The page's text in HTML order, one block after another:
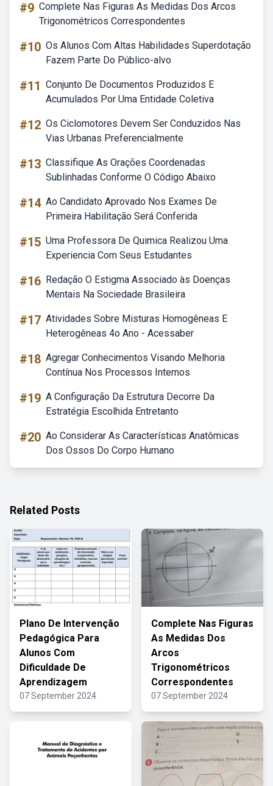
#9 Complete Nas Figuras As Medidas Dos Arcos
Trigonométricos Correspondentes
#10 Os Alunos Com Altas Habilidades Superdotação
Fazem Parte Do Público-alvo
#11 Conjunto De Documentos Produzidos E
Acumulados Por Uma Entidade Coletiva
#12 Os Ciclomotores Devem Ser Conduzidos Nas
Vias Urbanas Preferencialmente
#13 Classifique As Orações Coordenadas
Sublinhadas Conforme O Código Abaixo
#14 Ao Candidato Aprovado Nos Exames De
Primeira Habilitação Será Conferida
#15 Uma Professora De Quimica Realizou Uma
Experiencia Com Seus Estudantes
#16 Redação O Estigma Associado às Doenças
Mentais Na Sociedade Brasileira
#17 Atividades Sobre Misturas Homogêneas E
Heterogêneas 4o Ano - Acessaber
#18 Agregar Conhecimentos Visando Melhoria
Contínua Nos Processos Internos
#19 A Configuração Da Estrutura Decorre Da
Estratégia Escolhida Entretanto
#20 Ao Considerar As Características Anatômicas
Dos Ossos Do Corpo Humano
Related Posts
Plano De Intervenção
Pedagógica Para
Alunos Com
Dificuldade De
Aprendizagem
07 September 2024
Complete Nas Figuras
As Medidas Dos
Arcos
Trigonométricos
Correspondentes
07 September 2024